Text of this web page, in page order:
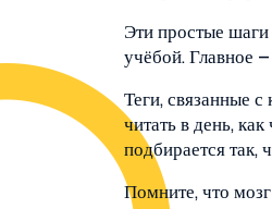
Эти простые шаги
учёбой. Главное
Теги, связанные
читать в день,
подбирается так,
Помните, что